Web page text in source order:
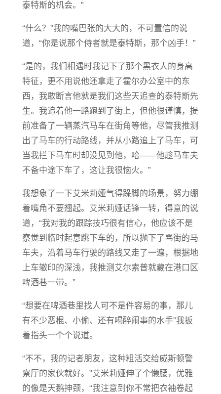
泰特斯的机会。”
“什么？”我的嘴巴张的大大的，不可置信的说
道，“你是说那个侍者就是泰特斯，那个凶手！”
“是的，我们相遇时我记下了那个黑衣人的身高
特征，更不用说他还拿走了霍尔办公室中的东
西，我敢断言他就是我们这些天追查的泰特斯先
生。我追着他一路跑到了街上，但他很谨慎，提
前准备了一辆蒸汽马车在街角等他，尽管我推测
出了马车的行动路线，并从小路追上了马车，可
当我拦下马车时却没见到他，哈——他趁马车夫
不备中途下车了，这让我很恼火。”
我想象了一下艾米莉娅气得跺脚的场景，努力绷
着嘴角不要翘起。艾米莉娅话锋一转，得意的说
道，“我对我的跟踪技巧很有信心，他应该不是
察觉到临时起意跳下车的，所以抛下了骂街的马
车夫，沿着马车行驶的路线又走了一遍，根据地
上车辙印的深浅，我推测艾尔索普就藏在港口区
啤酒巷一带。”
“想要在啤酒巷里找人可不是件容易的事，那儿
有不少恶棍、小偷、还有喝醉闹事的水手”我扳
着指头一个个说道。
“不不，我的记者朋友，这种粗活交给威斯顿警
察厅的家伙就好。”艾米莉娅伸了个懒腰，优雅
的像是天鹅抻颈，“我注意到你不常把衣袖卷起